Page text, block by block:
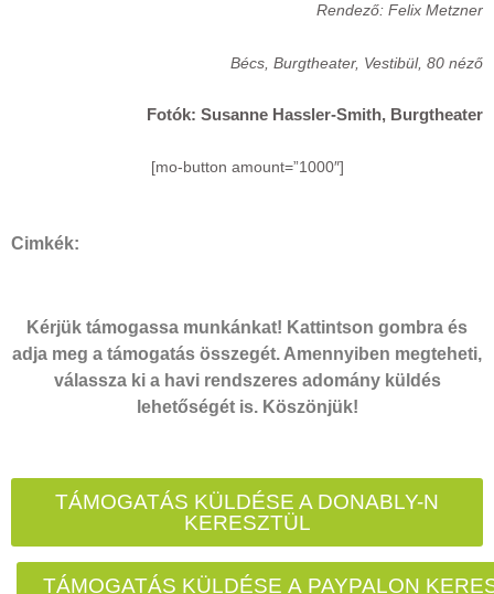
Rendező: Felix Metzner
Bécs, Burgtheater, Vestibül, 80 néző
Fotók: Susanne Hassler-Smith, Burgtheater
[mo-button amount=”1000″]
Cimkék:
Kérjük támogassa munkánkat! Kattintson gombra és
adja meg a támogatás összegét. Amennyiben megteheti,
válassza ki a havi rendszeres adomány küldés
lehetőségét is. Köszönjük!
TÁMOGATÁS KÜLDÉSE A DONABLY-N
KERESZTÜL
TÁMOGATÁS KÜLDÉSE A PAYPALON